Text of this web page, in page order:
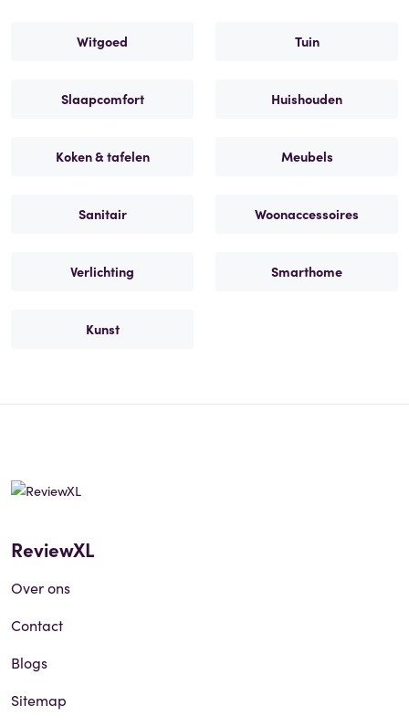
Witgoed Tuin
Slaapcomfort Huishouden
Koken & tafelen Meubels
Sanitair Woonaccessoires
Verlichting Smarthome
Kunst
ReviewXL
Over ons
Contact
Blogs
Sitemap